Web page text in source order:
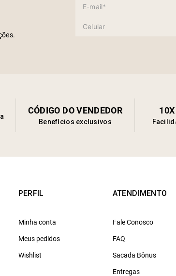
CÓDIGO DO VENDEDOR
Benefícios exclusivos
PERFIL
Minha conta
Meus pedidos
Wishlist
ATENDIMENTO
Fale Conosco
FAQ
Sacada Bônus
Entregas